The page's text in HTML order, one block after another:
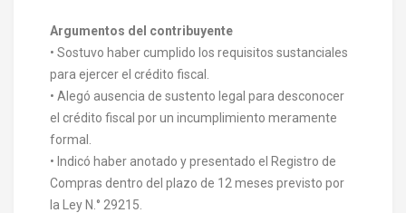
Argumentos del contribuyente
• Sostuvo haber cumplido los requisitos sustanciales
para ejercer el crédito fiscal.
• Alegó ausencia de sustento legal para desconocer
el crédito fiscal por un incumplimiento meramente
formal.
• Indicó haber anotado y presentado el Registro de
Compras dentro del plazo de 12 meses previsto por
la Ley N.° 29215.